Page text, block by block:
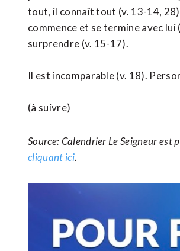
tout, il connaît tout (v. 13-14,
commence et se termine avec
surprendre (v. 15-17).
Il est incomparable (v. 18).
(à suivre)
Source: Calendrier Le Seigneur est
cliquant ici.